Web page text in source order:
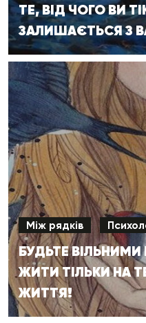
ТЕ, ВІД ЧОГО ВИ
ЗАЛИШАЄТЬСЯ З
Між рядків
БУДЬТЕ
ЖИТИ ТІЛЬКИ НА
ЖИТТЯ!